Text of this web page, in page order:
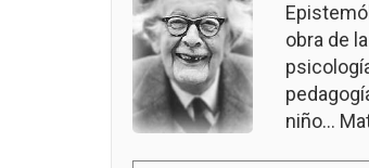
obra de
niño...